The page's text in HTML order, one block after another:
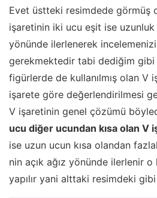
Evet üstteki resimdede görmüş
işaretinin iki ucu eşit ise uzunluk
yönünde ilerlenerek incelemenizi
gerekmektedir tabi dediğim gibi
figürlerde de kullanılmış olan V
işarete göre değerlendirilmesi
V işaretinin genel çözümü
ucu diğer ucundan kısa olan V
ise uzun ucun kısa olandan
nin açık ağız yönünde ilerlenir o
yapılır yani alttaki resimdeki